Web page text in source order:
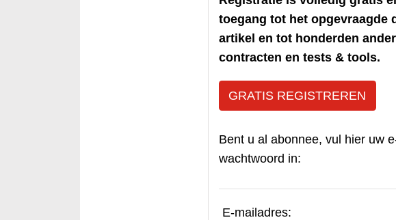
toegang tot het opgevraagde
artikel en tot honderden
contracten en tests & tools.
GRATIS REGISTREREN
Bent u al abonnee, vul hier uw
wachtwoord in:
E-mailadres: